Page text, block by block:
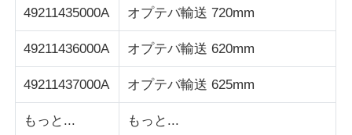
Glory NMD ATM Parts
OKIATM部品
49211435000A オプテバ輸送 720mm
49211436000A オプテバ輸送 620mm
49211437000A オプテバ輸送 625mm
もっと... もっと...